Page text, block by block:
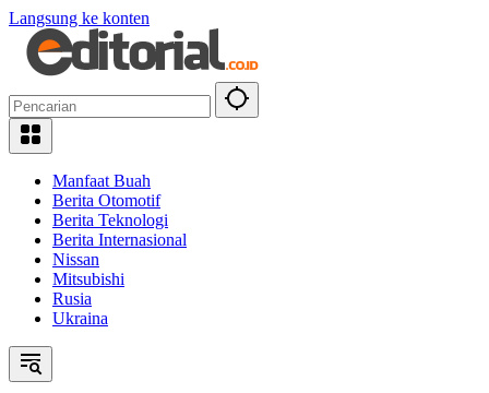
Langsung ke konten
Manfaat Buah
Berita Otomotif
Berita Teknologi
Berita Internasional
Nissan
Mitsubishi
Rusia
Ukraina